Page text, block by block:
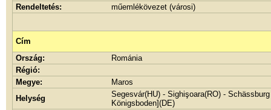
Rendeltetés:
műemlékövezet (városi)
Cím
Ország:
Románia
Régió:
Megye:
Maros
Helység
Segesvár(HU) - Sighişoara(RO) -
Königsboden](DE)